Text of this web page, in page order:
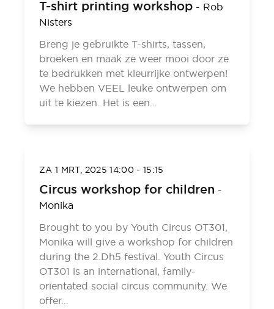
T-shirt printing workshop - Rob
Nisters
Breng je gebruikte T-shirts, tassen,
broeken en maak ze weer mooi door ze
te bedrukken met kleurrijke ontwerpen!
We hebben VEEL leuke ontwerpen om
uit te kiezen. Het is een…
ZA 1 MRT, 202514:00- 15:15
Circus workshop for children -
Monika
Brought to you by Youth Circus OT301,
Monika will give a workshop for children
during the 2.Dh5 festival. Youth Circus
OT301 is an international, family-
orientated social circus community. We
offer…